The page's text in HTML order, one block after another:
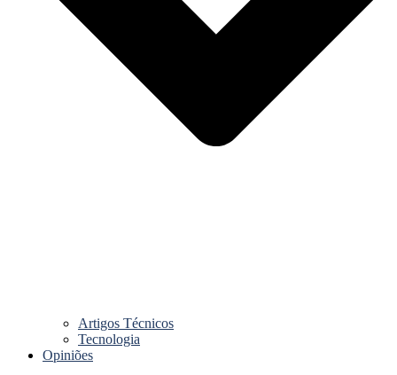
Artigos Técnicos
Tecnologia
Opiniões